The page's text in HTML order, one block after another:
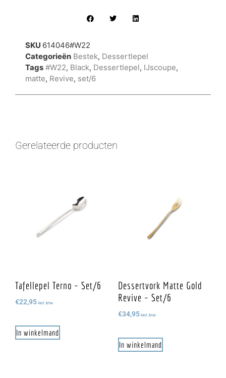
SKU 614046#W22
Categorieën Bestek, Dessertlepel
Tags #W22, Black, Dessertlepel, IJscoupe,
matte, Revive, set/6
Gerelateerde producten
Tafellepel Terno – Set/6
€22,95 incl. btw
In winkelmand
Dessertvork Matte Gold
Revive – Set/6
€34,95 incl. btw
In winkelmand